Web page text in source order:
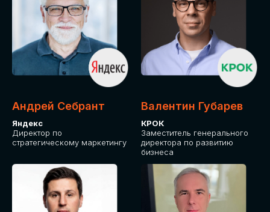
Андрей Себрант
Яндекс
Директор по
стратегическому маркетингу
Валентин Губарев
КРОК
Заместитель генерального
директора по развитию
бизнеса